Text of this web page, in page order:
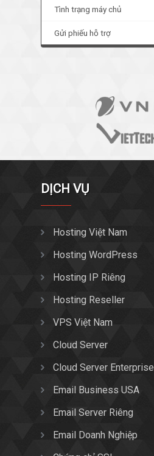
Tình trạng máy chủ
Gửi phiếu hỗ trợ
DỊCH VỤ
Hosting Việt Nam
Hosting WordPress
Hosting IP Riêng
Hosting Reseller
VPS Việt Nam
Cloud Server
Cloud Server Enterprise
Email Business USA
Email Server Riêng
Email Doanh Nghiệp